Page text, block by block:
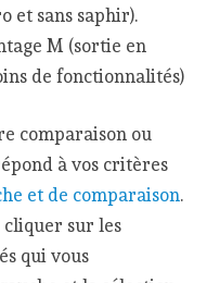
et sans saphir).
M (sortie en
de fonctionnalités)
comparaison ou
à vos critères
et de comparaison.
cliquer sur les
qui vous